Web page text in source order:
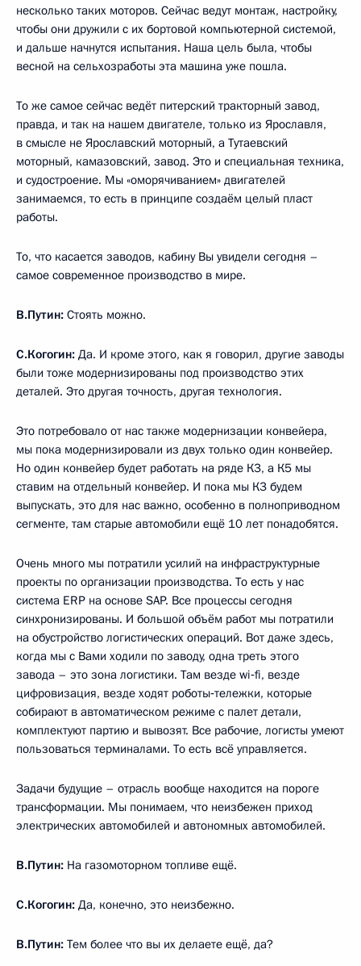
несколько таких моторов. Сейчас ведут монтаж, настройку,
чтобы они дружили с их бортовой компьютерной системой,
и дальше начнутся испытания. Наша цель была, чтобы
весной на сельхозработы эта машина уже пошла.
То же самое сейчас ведёт питерский тракторный завод,
правда, и так на нашем двигателе, только из Ярославля,
в смысле не Ярославский моторный, а Тутаевский
моторный, камазовский, завод. Это и специальная техника,
и судостроение. Мы «оморячиванием» двигателей
занимаемся, то есть в принципе создаём целый пласт
работы.
То, что касается заводов, кабину Вы увидели сегодня –
самое современное производство в мире.
В.Путин: Стоять можно.
С.Когогин: Да. И кроме этого, как я говорил, другие заводы
были тоже модернизированы под производство этих
деталей. Это другая точность, другая технология.
Это потребовало от нас также модернизации конвейера,
мы пока модернизировали из двух только один конвейер.
Но один конвейер будет работать на ряде К3, а К5 мы
ставим на отдельный конвейер. И пока мы К3 будем
выпускать, это для нас важно, особенно в полноприводном
сегменте, там старые автомобили ещё 10 лет понадобятся.
Очень много мы потратили усилий на инфраструктурные
проекты по организации производства. То есть у нас
система ERP на основе SAP. Все процессы сегодня
синхронизированы. И большой объём работ мы потратили
на обустройство логистических операций. Вот даже здесь,
когда мы с Вами ходили по заводу, одна треть этого
завода – это зона логистики. Там везде wi‑fi, везде
цифровизация, везде ходят роботы‑тележки, которые
собирают в автоматическом режиме с палет детали,
комплектуют партию и вывозят. Все рабочие, логисты умеют
пользоваться терминалами. То есть всё управляется.
Задачи будущие – отрасль вообще находится на пороге
трансформации. Мы понимаем, что неизбежен приход
электрических автомобилей и автономных автомобилей.
В.Путин: На газомоторном топливе ещё.
С.Когогин: Да, конечно, это неизбежно.
В.Путин: Тем более что вы их делаете ещё, да?